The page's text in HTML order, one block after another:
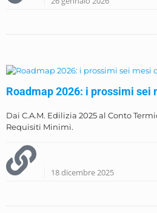
Roadmap 2026: i prossimi sei
Dai C.A.M. Edilizia 2025 al Conto
Requisiti Minimi.
18 dicembre 2025